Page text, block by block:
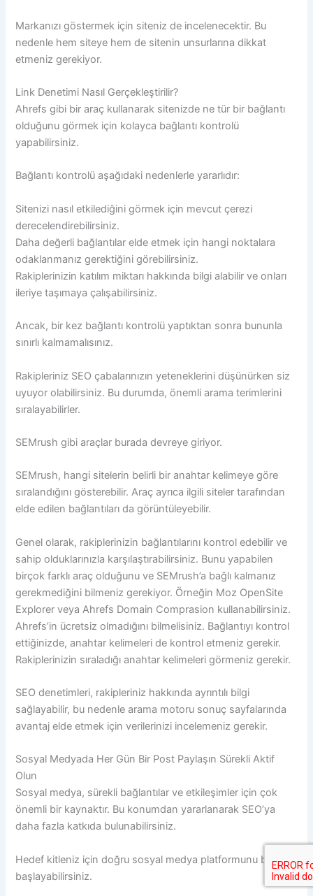
Markanızı göstermek için siteniz de incelenecektir. Bu
nedenle hem siteye hem de sitenin unsurlarına dikkat
etmeniz gerekiyor.
Link Denetimi Nasıl Gerçekleştirilir?
Ahrefs gibi bir araç kullanarak sitenizde ne tür bir bağlantı
olduğunu görmek için kolayca bağlantı kontrolü
yapabilirsiniz.
Bağlantı kontrolü aşağıdaki nedenlerle yararlıdır:
Sitenizi nasıl etkilediğini görmek için mevcut çerezi
derecelendirebilirsiniz.
Daha değerli bağlantılar elde etmek için hangi noktalara
odaklanmanız gerektiğini görebilirsiniz.
Rakiplerinizin katılım miktarı hakkında bilgi alabilir ve onları
ileriye taşımaya çalışabilirsiniz.
Ancak, bir kez bağlantı kontrolü yaptıktan sonra bununla
sınırlı kalmamalısınız.
Rakipleriniz SEO çabalarınızın yeteneklerini düşünürken siz
uyuyor olabilirsiniz. Bu durumda, önemli arama terimlerini
sıralayabilirler.
SEMrush gibi araçlar burada devreye giriyor.
SEMrush, hangi sitelerin belirli bir anahtar kelimeye göre
sıralandığını gösterebilir. Araç ayrıca ilgili siteler tarafından
elde edilen bağlantıları da görüntüleyebilir.
Genel olarak, rakiplerinizin bağlantılarını kontrol edebilir ve
sahip olduklarınızla karşılaştırabilirsiniz. Bunu yapabilen
birçok farklı araç olduğunu ve SEMrush’a bağlı kalmanız
gerekmediğini bilmeniz gerekiyor. Örneğin Moz OpenSite
Explorer veya Ahrefs Domain Comprasion kullanabilirsiniz.
Ahrefs’in ücretsiz olmadığını bilmelisiniz. Bağlantıyı kontrol
ettiğinizde, anahtar kelimeleri de kontrol etmeniz gerekir.
Rakiplerinizin sıraladığı anahtar kelimeleri görmeniz gerekir.
SEO denetimleri, rakipleriniz hakkında ayrıntılı bilgi
sağlayabilir, bu nedenle arama motoru sonuç sayfalarında
avantaj elde etmek için verilerinizi incelemeniz gerekir.
Sosyal Medyada Her Gün Bir Post Paylaşın Sürekli Aktif
Olun
Sosyal medya, sürekli bağlantılar ve etkileşimler için çok
önemli bir kaynaktır. Bu konumdan yararlanarak SEO’ya
daha fazla katkıda bulunabilirsiniz.
Hedef kitleniz için doğru sosyal medya platformunu bularak
başlayabilirsiniz.